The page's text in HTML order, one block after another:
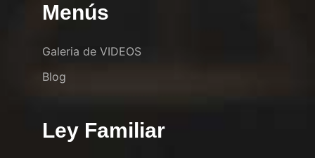
Menús
Galeria de VIDEOS
Blog
Ley Familiar